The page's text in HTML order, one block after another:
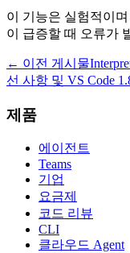
이 기능은 실험적이
이 급증할 때 오류가
← 이전 게시물
선 사항 및 VS Code
제품
에이전트
Teams
기업
요금제
코드 리뷰
CLI
클라우드 Agent